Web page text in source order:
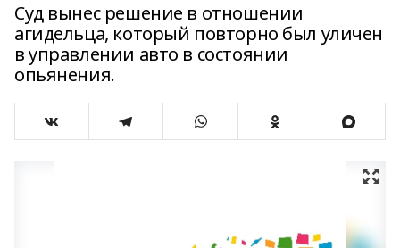
Суд вынес решение в отношении
агидельца, который повторно был уличен
в управлении авто в состоянии
опьянения.